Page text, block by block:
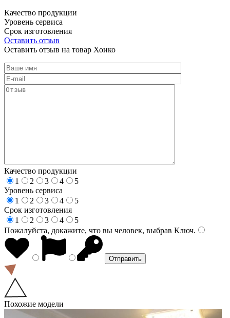
Качество продукции
Уровень сервиса
Срок изготовления
Оставить отзыв
Оставить отзыв на товар Хоико
Качество продукции
1
2 3 4
5
Уровень сервиса
1
2 3 4
5
Срок изготовления
1
2 3 4
5
Пожалуйста, докажите, что вы человек, выбрав Ключ.
Похожие модели